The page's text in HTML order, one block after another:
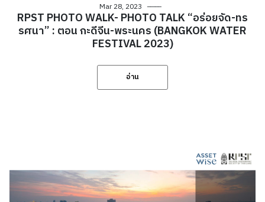
Mar 28, 2023
RPST PHOTO WALK- PHOTO TALK “อร่อยจัด-ทร
รศนา” : ตอน กะดีจีน-พระนคร (BANGKOK WATER
FESTIVAL 2023)
อ่าน